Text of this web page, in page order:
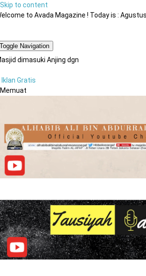
Skip to content
to Avada Magazine ! Today is :
Toggle Navigation
dimasuki Anjing dgn
Iklan Gratis
Memuat